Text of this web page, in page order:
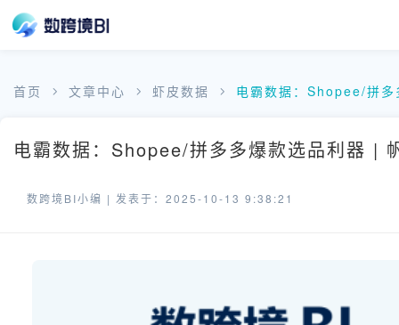
首页 文章中心 虾皮数据 电霸数据：Shopee/拼多
电霸数据：Shopee/拼多多爆款选品利器 |
数跨境BI小编 | 发表于：2025-10-13 9:38:21